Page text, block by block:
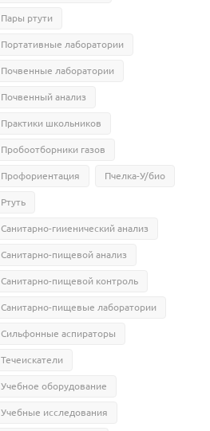
Пары ртути
Портативные лаборатории
Почвенные лаборатории
Почвенный анализ
Практики школьников
Пробоотборники газов
Профориентация Пчелка-У/био
Ртуть
Санитарно-гииенический анализ
Санитарно-пищевой анализ
Санитарно-пищевой контроль
Санитарно-пищевые лаборатории
Сильфонные аспираторы
Течеискатели
Учебное оборудование
Учебные исследования